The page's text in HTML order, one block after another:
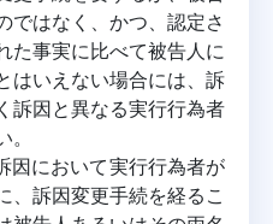
ではなく、かつ、認定さ
た事実に比べて被告人に
はいえない場合には、訴
訴因と異なる実行行為者
において実行行為者が
、訴因変更手続を経るこ